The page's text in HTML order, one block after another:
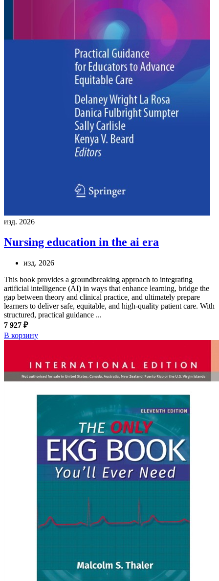
изд. 2026
Nursing education in the ai era
изд. 2026
This book provides a groundbreaking approach to integrating
artificial intelligence (AI) in ways that enhance learning, bridge the
gap between theory and clinical practice, and ultimately prepare
learners to deliver safe, equitable, and high-quality patient care. With
structured, practical guidance ...
7 927 ₽
В корзину